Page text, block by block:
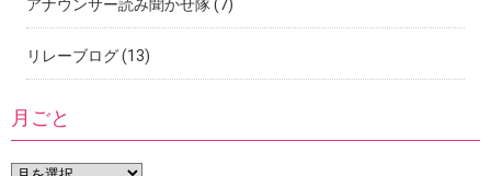
アナウンサー読み聞かせ隊(7)
リレーブログ(13)
月ごと